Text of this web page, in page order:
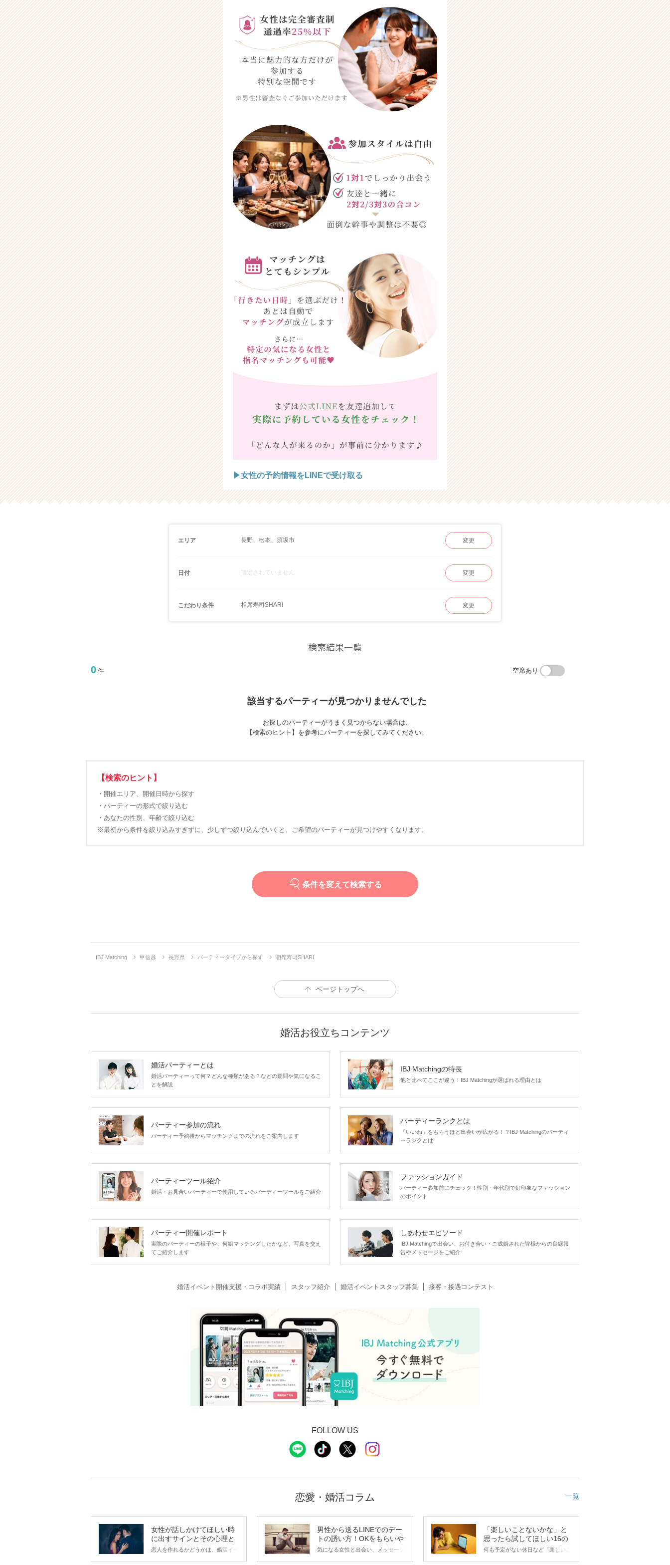
▶女性の予約情報をLINEで受け取る
エリア 長野、松本、須坂市 変更
日付 指定されていません 変更
こだわり条件 相席寿司SHARI 変更
検索結果一覧
0 件 空席あり
該当するパーティーが見つかりませんでした
お探しのパーティーがうまく見つからない場合は、
【検索のヒント】を参考にパーティーを探してみてください。
【検索のヒント】
・開催エリア、開催日時から探す
・パーティーの形式で絞り込む
・あなたの性別、年齢で絞り込む
※最初から条件を絞り込みすぎずに、少しずつ絞り込んでいくと、ご希望のパーティーが見つけやすくなります。
条件を変えて検索する
IBJ Matching 甲信越 長野県 パーティータイプから探す 相席寿司SHARI
ページトップへ
婚活お役立ちコンテンツ
婚活パーティーとは
婚活パーティーって何？どんな種類がある？などの疑問や気になるこ
とを解説
IBJ Matchingの特長
他と比べてここが違う！IBJ Matchingが選ばれる理由とは
パーティー参加の流れ
パーティー予約後からマッチングまでの流れをご案内します
パーティーランクとは
「いいね」をもらうほど出会いが広がる！？IBJ Matchingのパーティ
ーランクとは
パーティーツール紹介
婚活・お見合いパーティーで使用しているパーティーツールをご紹介
ファッションガイド
パーティー参加前にチェック！性別・年代別で好印象なファッション
のポイント
パーティー開催レポート
実際のパーティーの様子や、何組マッチングしたかなど、写真を交え
てご紹介します
しあわせエピソード
IBJ Matchingで出会い、お付き合い・ご成婚された皆様からの良縁報
告やメッセージをご紹介
婚活イベント開催支援・コラボ実績 スタッフ紹介 婚活イベントスタッフ募集 接客・接遇コンテスト
FOLLOW US
恋愛・婚活コラム 一覧
女性が話しかけてほしい時
に出すサインとその心理と
は？
恋人を作れるかどうかは、婚活イベ
男性から送るLINEでのデー
トの誘い方！OKをもらいや
すいメッセージのコツは？
気になる女性と出会い、メッセージ
「楽しいことないかな」と
思ったら試してほしい16の
こと
何も予定がない休日など「楽しいこ